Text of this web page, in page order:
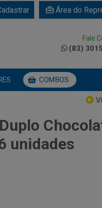
Área do
Fale
(83)
COMBOS
unidades